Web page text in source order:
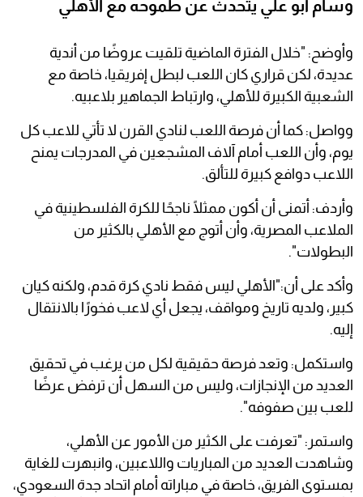
وسام أبو علي يتحدث عن طموحه مع الأهلي
وأوضح: "خلال الفترة الماضية تلقيت عروضًا من أندية
عديدة، لكن قراري كان اللعب لبطل إفريقيا، خاصة مع
الشعبية ‏الكبيرة للأهلي، وارتباط الجماهير بلاعبيه.
وواصل: كما أن فرصة اللعب لنادي القرن لا تأتي للاعب كل
يوم، وأن اللعب أمام آلاف المشجعين في المدرجات يمنح
اللاعب دوافع كبيرة للتألق.
وأردف: أتمنى أن أكون ممثلًا ناجحًا للكرة الفلسطينية في
الملاعب المصرية، وأن أتوج مع الأهلي ‏بالكثير من
البطولات".‏
وأكد على أن:"الأهلي ليس فقط نادي كرة قدم، ولكنه كيان
كبير، ولديه تاريخ ومواقف، يجعل أي لاعب فخورًا بالانتقال
إليه.
واستكمل: وتعد ‏فرصة حقيقية لكل من يرغب في تحقيق
العديد من الإنجازات، وليس من السهل أن ترفض عرضًا
للعب بين صفوفه".‏
واستمر: "تعرفت على الكثير من الأمور عن الأهلي،
وشاهدت العديد من المباريات واللاعبين، وانبهرت للغاية
بمستوى الفريق، ‏خاصة في مباراته أمام اتحاد جدة السعودي،